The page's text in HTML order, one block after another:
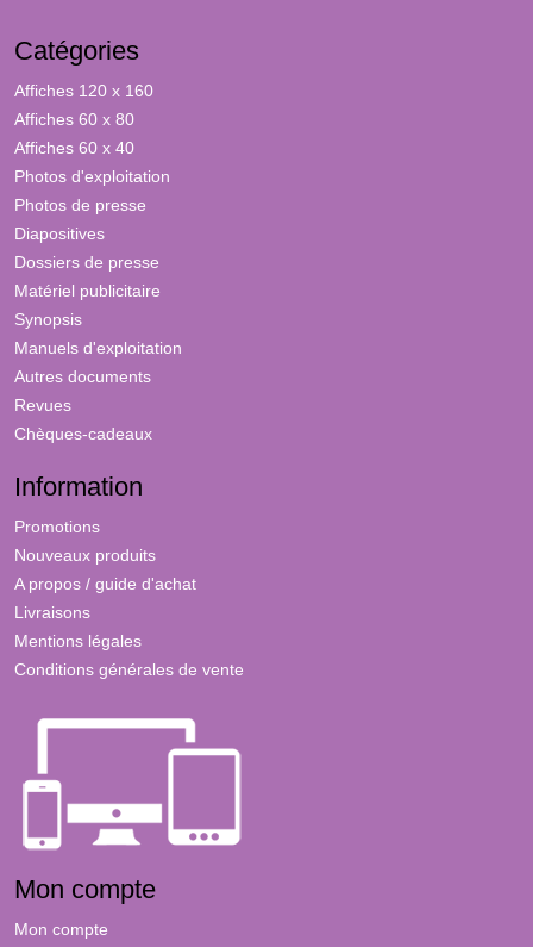
Catégories
Affiches 120 x 160
Affiches 60 x 80
Affiches 60 x 40
Photos d'exploitation
Photos de presse
Diapositives
Dossiers de presse
Matériel publicitaire
Synopsis
Manuels d'exploitation
Autres documents
Revues
Chèques-cadeaux
Information
Promotions
Nouveaux produits
A propos / guide d'achat
Livraisons
Mentions légales
Conditions générales de vente
Mon compte
Mon compte